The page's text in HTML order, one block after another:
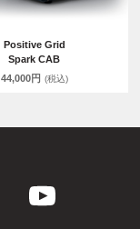
Positive Grid
Spark CAB
44,000円 (税込)